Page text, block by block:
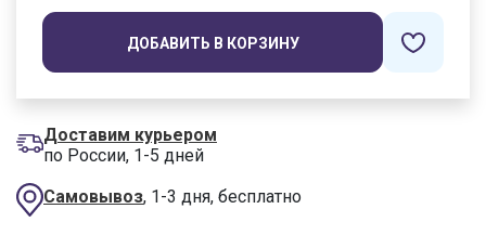
ДОБАВИТЬ В КОРЗИНУ
Доставим курьером
по России, 1-5 дней
Самовывоз, 1-3 дня, бесплатно